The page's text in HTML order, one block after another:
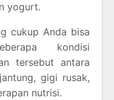
yogurt.
cukup Anda bisa
kondisi
tersebut antara
gigi rusak,
nutrisi.